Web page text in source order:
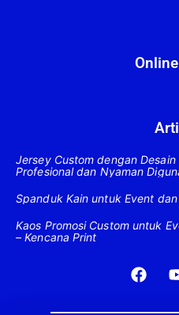
Jersey Custom dengan
Profesional dan Nyaman
Spanduk Kain untuk Event
Kaos Promosi Custom untuk
– Kencana Print
F
a